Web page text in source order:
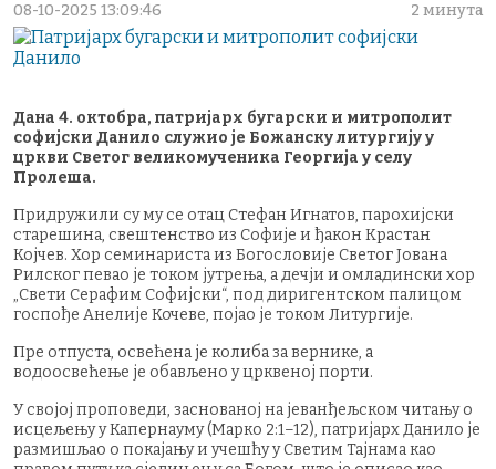
08-10-2025 13:09:46 2 минута
Дана 4. октобра, патријарх бугарски и митрополит
софијски Данило служио је Божанску литургију у
цркви Светог великомученика Георгија у селу
Пролеша.
Придружили су му се отац Стефан Игнатов, парохијски
старешина, свештенство из Софије и ђакон Крастан
Којчев. Хор семинариста из Богословије Светог Јована
Рилског певао је током јутрења, а дечји и омладински хор
„Свети Серафим Софијски“, под диригентском палицом
госпође Анелије Кочеве, појао је током Литургије.
Пре отпуста, освећена је колиба за вернике, а
водоосвећење је обављено у црквеној порти.
У својој проповеди, заснованој на јеванђељском читању о
исцељењу у Капернауму (Марко 2:1–12), патријарх Данило је
размишљао о покајању и учешћу у Светим Тајнама као